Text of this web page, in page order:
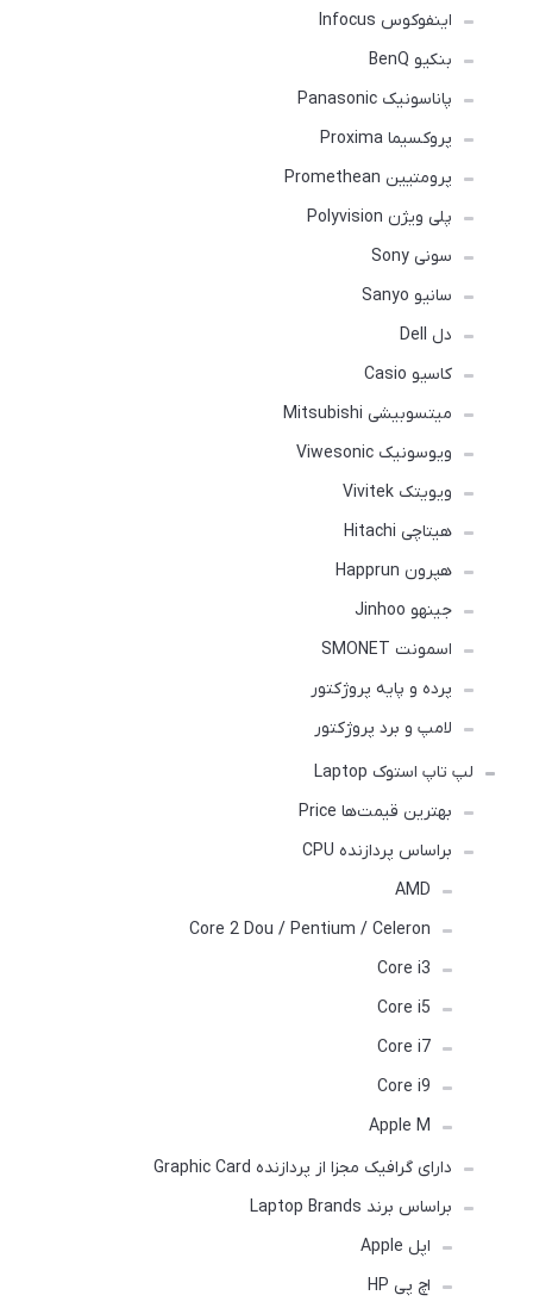
اینفوکوس Infocus
بنکیو BenQ
پاناسونیک Panasonic
پروکسیما Proxima
پرومتیین Promethean
پلی ویژن Polyvision
سونی Sony
سانیو Sanyo
دل Dell
کاسیو Casio
میتسوبیشی Mitsubishi
ویوسونیک Viwesonic
ویویتک Vivitek
هیتاچی Hitachi
هپرون Happrun
جینهو Jinhoo
اسمونت SMONET
پرده و پایه پروژکتور
لامپ و برد پروژکتور
لپ تاپ استوک Laptop
بهترین قیمت‌ها Price
براساس پردازنده CPU
AMD
Core 2 Dou / Pentium / Celeron
Core i3
Core i5
Core i7
Core i9
Apple M
دارای گرافیک مجزا از پردازنده Graphic Card
براساس برند Laptop Brands
اپل Apple
اچ پی HP